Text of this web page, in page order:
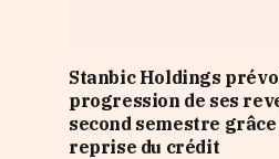
Stanbic Holdings
progression de ses
second semestre grâce
reprise du crédit